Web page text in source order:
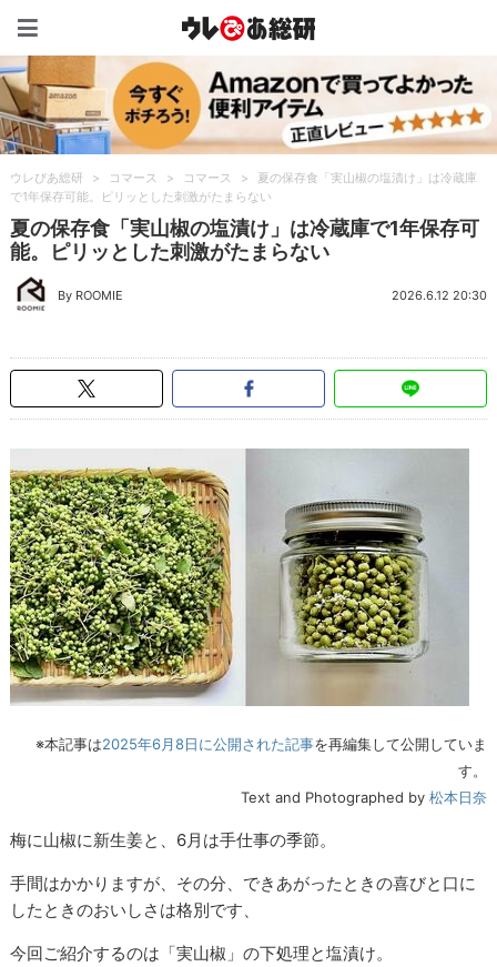
ウレぴあ総研 > コマース > コマース >
夏の保存食「実山椒の塩漬け」は冷蔵庫
で1年保存可能。ピリッとした刺激がたまらない
夏の保存食「実山椒の塩漬け」は冷蔵庫で1年保存可
能。ピリッとした刺激がたまらない
By ROOMIE 2026.6.12 20:30
※本記事は2025年6月8日に公開された記事を再編集して公開していま
す。
Text and Photographed by 松本日奈
梅に山椒に新生姜と、6月は手仕事の季節。
手間はかかりますが、その分、できあがったときの喜びと口に
したときのおいしさは格別です、
今回ご紹介するのは「実山椒」の下処理と塩漬け。